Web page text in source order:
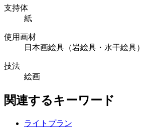
支持体
紙
使用画材
日本画絵具（岩絵具・水干絵具）
技法
絵画
関連するキーワード
ライトプラン